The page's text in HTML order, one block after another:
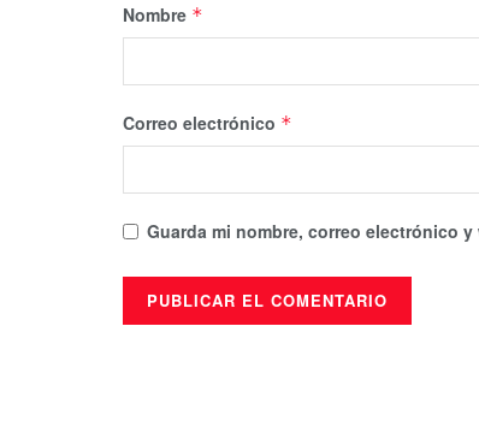
Nombre *
Correo electrónico *
Guarda mi nombre, correo electrónico